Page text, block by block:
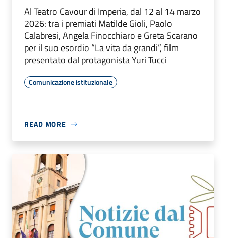
Al Teatro Cavour di Imperia, dal 12 al 14 marzo
2026: tra i premiati Matilde Gioli, Paolo
Calabresi, Angela Finocchiaro e Greta Scarano
per il suo esordio “La vita da grandi”, film
presentato dal protagonista Yuri Tucci
Comunicazione istituzionale
READ MORE